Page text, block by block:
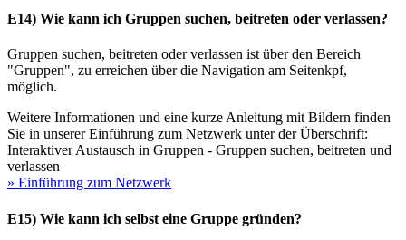
E14) Wie kann ich Gruppen suchen, beitreten oder verlassen?
Gruppen suchen, beitreten oder verlassen ist über den Bereich
"Gruppen", zu erreichen über die Navigation am Seitenkpf,
möglich.
Weitere Informationen und eine kurze Anleitung mit Bildern finden
Sie in unserer Einführung zum Netzwerk unter der Überschrift:
Interaktiver Austausch in Gruppen - Gruppen suchen, beitreten und
verlassen
» Einführung zum Netzwerk
E15) Wie kann ich selbst eine Gruppe gründen?